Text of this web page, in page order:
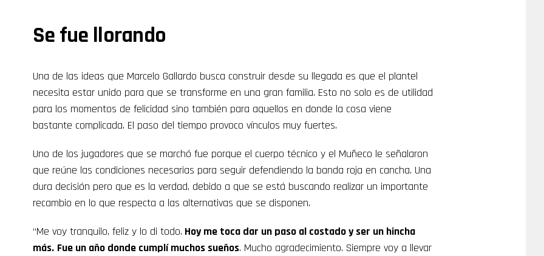
Se fue llorando
Una de las ideas que Marcelo Gallardo busca construir desde su llegada es que el plantel
necesita estar unido para que se transforme en una gran familia. Esto no solo es de utilidad
para los momentos de felicidad sino también para aquellos en donde la cosa viene
bastante complicada. El paso del tiempo provoco vínculos muy fuertes.
Uno de los jugadores que se marchó fue porque el cuerpo técnico y el Muñeco le señalaron
que reúne las condiciones necesarias para seguir defendiendo la banda roja en cancha. Una
dura decisión pero que es la verdad, debido a que se está buscando realizar un importante
recambio en lo que respecta a las alternativas que se disponen.
“Me voy tranquilo, feliz y lo di todo. Hoy me toca dar un paso al costado y ser un hincha
más. Fue un año donde cumplí muchos sueños. Mucho agradecimiento. Siempre voy a llevar